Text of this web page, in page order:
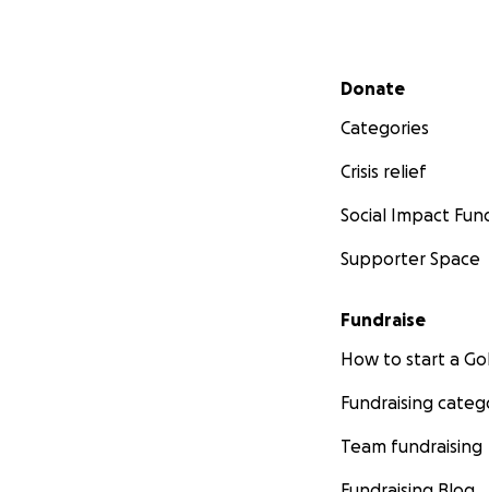
Secondary menu
Donate
Categories
Crisis relief
Social Impact
Supporter Space
Fundraise
How to start a
Fundraising
Team fundraising